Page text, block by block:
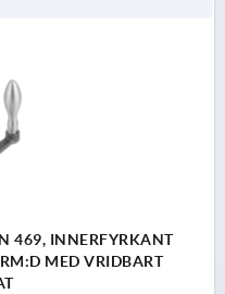
469, INNERFYRKANT
MED VRIDBART